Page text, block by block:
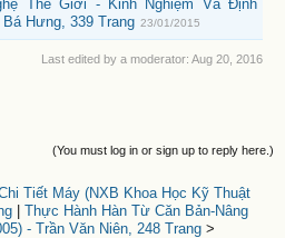
Thế Giới - Kinh Nghiệm Và Định
Hưng, 339 Trang 23/01/2015
Last edited by a moderator: Aug 20, 2016
(You must log in or sign up to reply here.)
Tiết Máy (NXB Khoa Học Kỹ Thuật
Thực Hành Hàn Từ Căn Bản-Nâng
- Trần Văn Niên, 248 Trang>